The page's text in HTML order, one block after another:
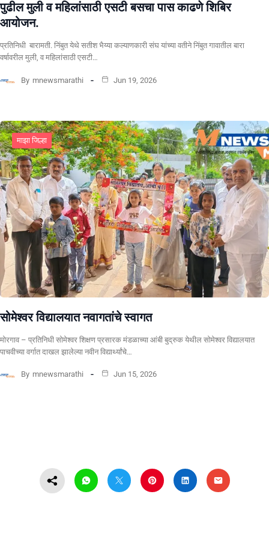
पुढील मुली व महिलांसाठी एसटी बसचा पास काढणे शिबिर
आयोजन.
प्रतिनिधी बारामती. निंबुत येथे सतीश भैय्या कल्याणकारी संघ यांच्या वतीने निंबुत गावातील बारा
वर्षावरील मुली, व महिलांसाठी एसटी…
By mnewsmarathi Jun 19, 2026
माझा जिल्हा
सोमेश्वर विद्यालयात नवागतांचे स्वागत
मोरगाव – प्रतिनिधी सोमेश्वर शिक्षण प्रसारक मंडळाच्या आंबी बुद्रुक येथील सोमेश्वर विद्यालयात
पाचवीच्या वर्गात दाखल झालेल्या नवीन विद्यार्थ्यांचे…
By mnewsmarathi Jun 15, 2026